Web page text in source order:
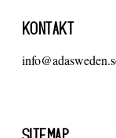
KONTAKT